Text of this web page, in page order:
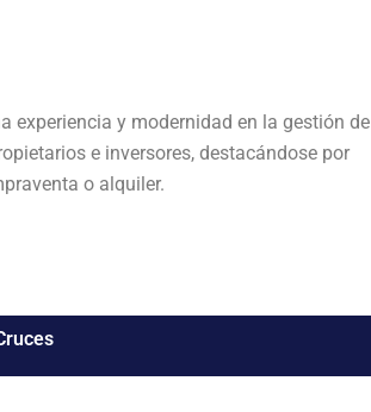
experiencia y modernidad en la gestión de
e inversores, destacándose por
o alquiler.